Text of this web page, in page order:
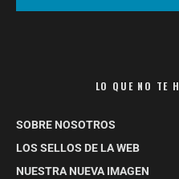
LO QUE NO TE
SOBRE NOSOTROS
LOS SELLOS DE LA WEB
NUESTRA NUEVA IMAGEN